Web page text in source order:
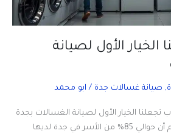
الخيار الأول لصيانة
, صيانة غسالات جدة / ابو محمد
تجعلنا 10 أسباب تجعلنا الخيار الأول لصيانة الغسالات بجدة
شركة Spin Tech هل تعلم أن حوالي 85% من الأسر في جدة لديها